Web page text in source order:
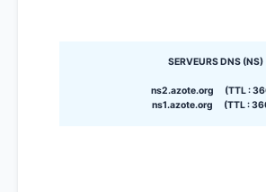
SERVEURS DNS (NS)
ns2.azote.org (TTL :
ns1.azote.org (TTL :